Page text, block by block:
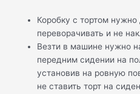
Коробку с тортом
переворачивать и не
Везти в машине нужно
передним сидении на
установив на ровную
не ставить торт на